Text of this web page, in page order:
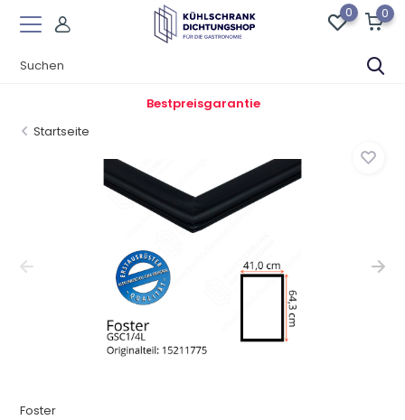
0 0
Bestpreisgarantie
Startseite
Foster